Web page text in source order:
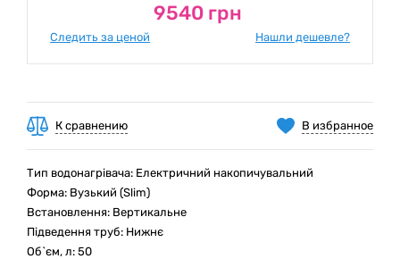
9540 грн
Следить за ценой Нашли дешевле?
В избранное
К сравнению
Тип водонагрівача: Електричний накопичувальний
Форма: Вузький (Slim)
Встановлення: Вертикальне
Підведення труб: Нижнє
Об`єм, л: 50